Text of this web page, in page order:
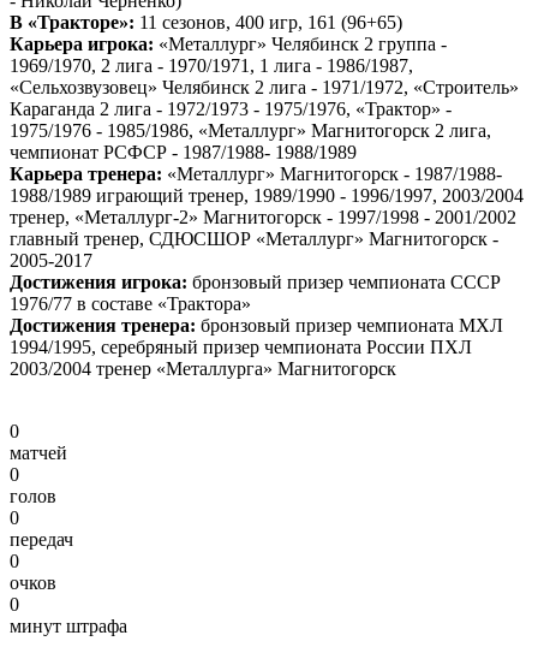
В «Тракторе»: 11 сезонов, 400 игр, 161 (96+65)
Карьера игрока: «Металлург» Челябинск 2 группа -
1969/1970, 2 лига - 1970/1971, 1 лига - 1986/1987,
«Сельхозвузовец» Челябинск 2 лига - 1971/1972, «Строитель»
Караганда 2 лига - 1972/1973 - 1975/1976, «Трактор» -
1975/1976 - 1985/1986, «Металлург» Магнитогорск 2 лига,
чемпионат РСФСР - 1987/1988- 1988/1989
Карьера тренера: «Металлург» Магнитогорск - 1987/1988-
1988/1989 играющий тренер, 1989/1990 - 1996/1997, 2003/2004
тренер, «Металлург-2» Магнитогорск - 1997/1998 - 2001/2002
главный тренер, СДЮСШОР «Металлург» Магнитогорск -
2005-2017
Достижения игрока: бронзовый призер чемпионата СССР
1976/77 в составе «Трактора»
Достижения тренера: бронзовый призер чемпионата МХЛ
1994/1995, серебряный призер чемпионата России ПХЛ
2003/2004 тренер «Металлурга» Магнитогорск
0
матчей
0
голов
0
передач
0
очков
0
минут штрафа